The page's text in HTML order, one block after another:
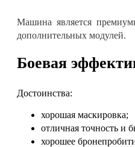
Машина является
дополнительных модулей.
Боевая
Достоинства:
хорошая маскировка;
отличная точность и
хорошее